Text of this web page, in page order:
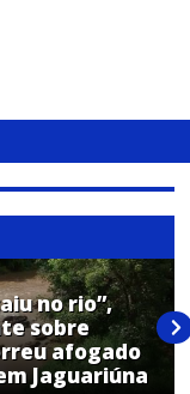
no rio”,
sobre
afogado
Jaguariúna